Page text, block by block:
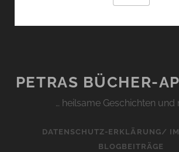
PETRAS BÜCHER-
… heilsame Geschichten und
DATENSCHUTZ-ERKLÄRUNG/
BLOGBEITRÄGE